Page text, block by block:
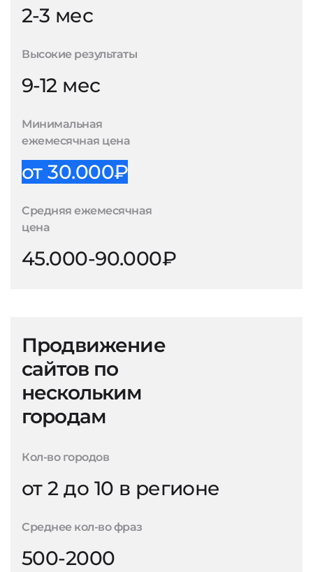
2-3 мес
Высокие результаты
9-12 мес
Минимальная
ежемесячная цена
от 30.000₽
Средняя ежемесячная
цена
45.000-90.000₽
Продвижение
сайтов по
нескольким
городам
Кол-во городов
от 2 до 10 в регионе
Среднее кол-во фраз
500-2000